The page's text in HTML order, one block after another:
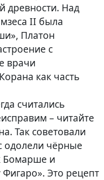
древности. Над
II была
Платон
с
врачи
как часть
считались
– читайте
Так советовали
одолели чёрные
Бомарше и
Это рецепт